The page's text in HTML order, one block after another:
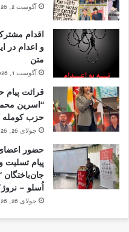
آگوست 2, 2026
اقدام
و اعدام در
متن
آگوست 1, 2026
قرائت
“اسرین
حزب کومله
جولای 26, 2026
حضور
پیام تسلیت
اُسلو –
جولای 26, 2026